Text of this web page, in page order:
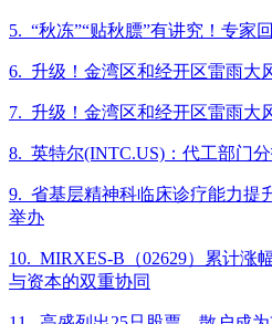
5. “秋冻”“贴秋膘”有讲究！专家
6. 升级！金湾区和经开区雷雨大
7. 升级！金湾区和经开区雷雨大
8. 英特尔(INTC.US)：代工部门
9. 省基层精神科临床诊疗能力提
举办
10. MIRXES-B（02629）累计涨
与资本的双重协同